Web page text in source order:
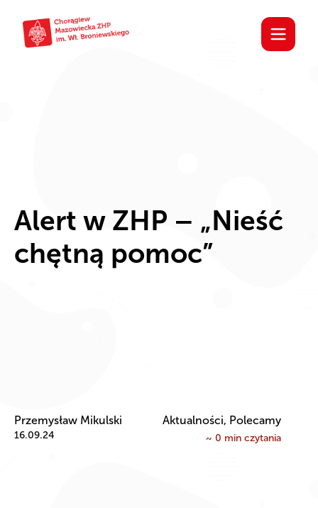
Alert w ZHP – „Nieść
chętną pomoc”
Przemysław Mikulski
16.09.24
Aktualności, Polecamy
~ 0 min czytania